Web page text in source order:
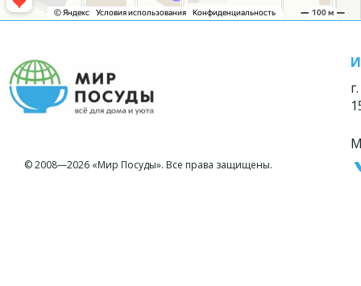
© 2008—2026 «Мир Посуды». Все права защищены.